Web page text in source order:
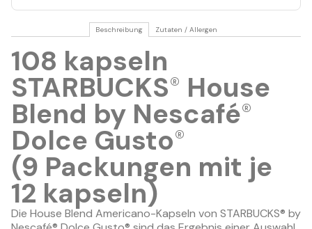
Beschreibung Zutaten / Allergen
108 kapseln
STARBUCKS® House
Blend by Nescafé®
Dolce Gusto®
(9 Packungen mit je
12 kapseln)
Die House Blend Americano-Kapseln von STARBUCKS® by